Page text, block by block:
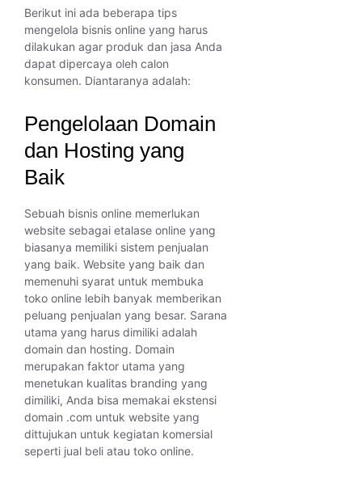
Berikut ini ada beberapa tips
mengelola bisnis online yang harus
dilakukan agar produk dan jasa Anda
dapat dipercaya oleh calon
konsumen. Diantaranya adalah:
Pengelolaan Domain
dan Hosting yang
Baik
Sebuah bisnis online memerlukan
website sebagai etalase online yang
biasanya memiliki sistem penjualan
yang baik. Website yang baik dan
memenuhi syarat untuk membuka
toko online lebih banyak memberikan
peluang penjualan yang besar. Sarana
utama yang harus dimiliki adalah
domain dan hosting. Domain
merupakan faktor utama yang
menetukan kualitas branding yang
dimiliki, Anda bisa memakai ekstensi
domain .com untuk website yang
dittujukan untuk kegiatan komersial
seperti jual beli atau toko online.